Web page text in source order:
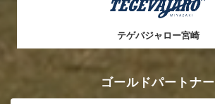
テゲバジャロー宮崎
ゴールドパートナー